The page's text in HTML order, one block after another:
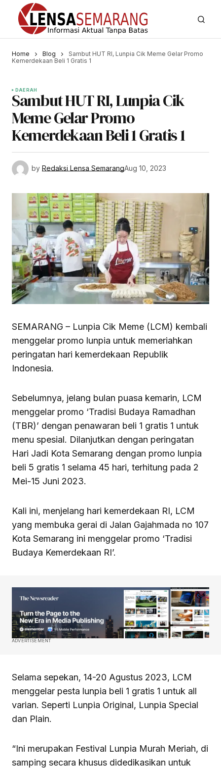
Home Blog
Sambut HUT RI, Lunpia Cik Meme Gelar Promo
Kemerdekaan Beli 1 Gratis 1
DAERAH
Sambut HUT RI, Lunpia Cik
Meme Gelar Promo
Kemerdekaan Beli 1 Gratis 1
by Redaksi Lensa SemarangAug 10, 2023
SEMARANG – Lunpia Cik Meme (LCM) kembali
menggelar promo lunpia untuk memeriahkan
peringatan hari kemerdekaan Republik
Indonesia.
Sebelumnya, jelang bulan puasa kemarin, LCM
menggelar promo ‘Tradisi Budaya Ramadhan
(TBR)’ dengan penawaran beli 1 gratis 1 untuk
menu spesial. Dilanjutkan dengan peringatan
Hari Jadi Kota Semarang dengan promo lunpia
beli 5 gratis 1 selama 45 hari, terhitung pada 2
Mei-15 Juni 2023.
Kali ini, menjelang hari kemerdekaan RI, LCM
yang membuka gerai di Jalan Gajahmada no 107
Kota Semarang ini menggelar promo ‘Tradisi
Budaya Kemerdekaan RI’.
ADVERTISEMENT
Selama sepekan, 14-20 Agustus 2023, LCM
menggelar pesta lunpia beli 1 gratis 1 untuk all
varian. Seperti Lunpia Original, Lunpia Special
dan Plain.
“Ini merupakan Festival Lunpia Murah Meriah, di
samping secara khusus didedikasikan untuk